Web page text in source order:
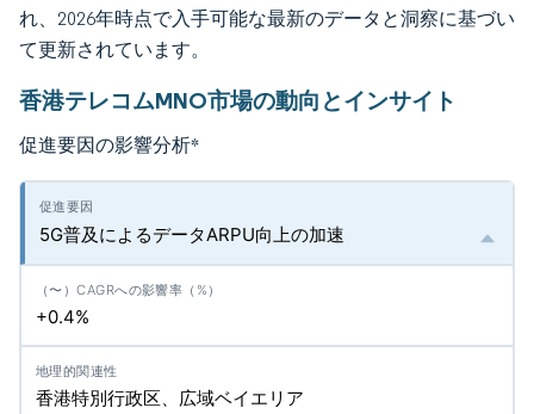
れ、2026年時点で入手可能な最新のデータと洞察に基づい
て更新されています。
香港テレコムMNO市場の動向とインサイト
促進要因の影響分析*
5G普及によるデータARPU向上の加速
+0.4%
香港特別行政区、広域ベイエリア